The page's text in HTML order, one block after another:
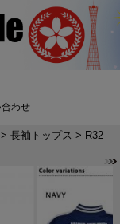
わせ
> 長袖トップス > R32